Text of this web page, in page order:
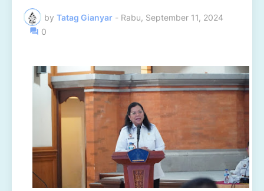
by Tatag Gianyar - Rabu, September 11, 2024
0